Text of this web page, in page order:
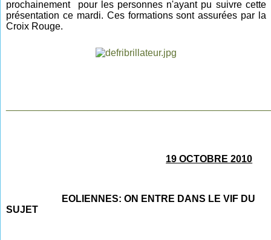
prochainement pour les personnes n'ayant pu suivre cette
présentation ce mardi. Ces formations sont assurées par la
Croix Rouge.
19 OCTOBRE 2010
EOLIENNES: ON ENTRE DANS LE VIF DU
SUJET